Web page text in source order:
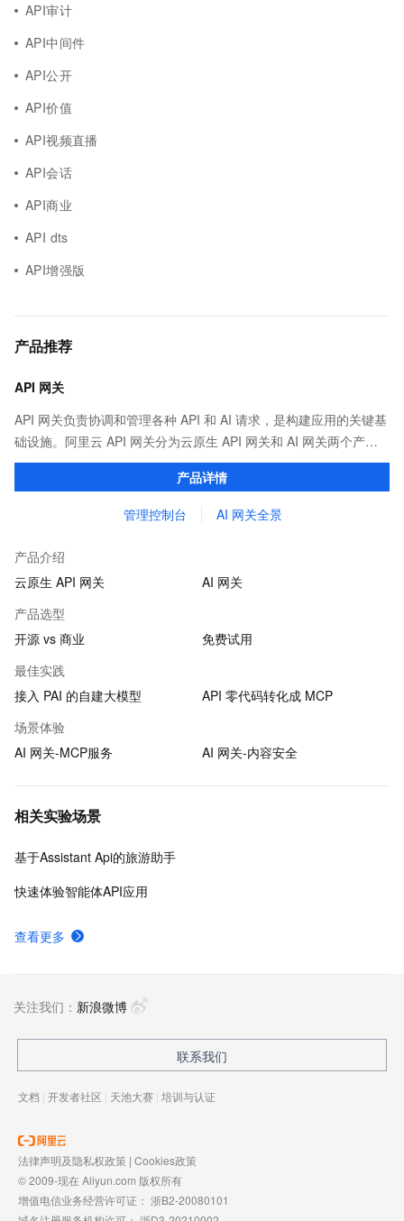
API审计
API中间件
API公开
API价值
API视频直播
API会话
API商业
API dts
API增强版
产品推荐
API 网关
API 网关负责协调和管理各种 API 和 AI 请求，是构建应用的关键基
础设施。阿里云 API 网关分为云原生 API 网关和 AI 网关两个产
品。
产品详情
管理控制台 AI 网关全景
产品介绍
云原生 API 网关
AI 网关
产品选型
开源 vs 商业
免费试用
最佳实践
接入 PAI 的自建大模型
API 零代码转化成 MCP
场景体验
AI 网关-MCP服务
AI 网关-内容安全
相关实验场景
基于Assistant Api的旅游助手
快速体验智能体API应用
查看更多
关注我们： 新浪微博
联系我们
文档 | 开发者社区 | 天池大赛 | 培训与认证
法律声明及隐私权政策 | Cookies政策
© 2009-现在 Aliyun.com 版权所有
增值电信业务经营许可证： 浙B2-20080101